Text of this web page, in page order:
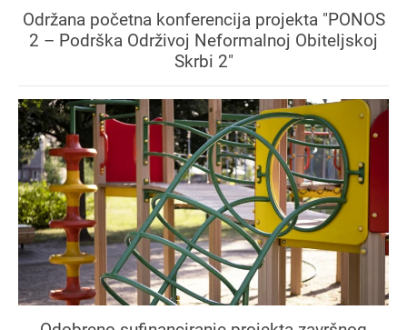
Održana početna konferencija projekta "PONOS
2 – Podrška Održivoj Neformalnoj Obiteljskoj
Skrbi 2"